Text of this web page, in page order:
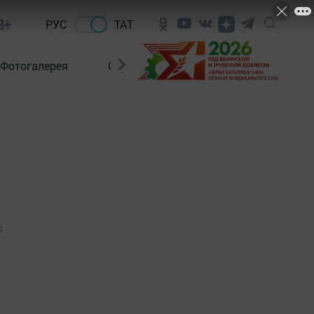
РУС ТАТ
Фотогалерея Сораштыру